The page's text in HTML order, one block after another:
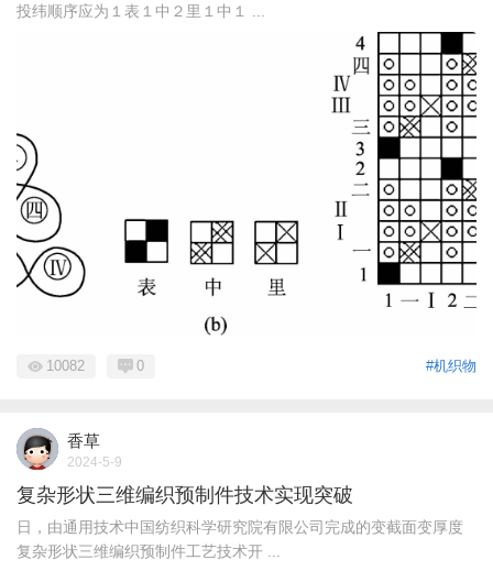
投纬顺序应为１表１中２里１中１ ...
#机织物
10082 0
香草
2024-5-9
复杂形状三维编织预制件技术实现突破
日，由通用技术中国纺织科学研究院有限公司完成的变截面变厚度
复杂形状三维编织预制件工艺技术开 ...